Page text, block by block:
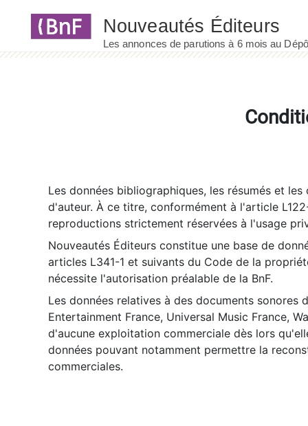
Les données bibliographiques, les résumés et
d'auteur. À ce titre, conformément à l'article
reproductions strictement réservées à l'usage
Nouveautés Éditeurs constitue une base de
articles L341-1 et suivants du Code de la
nécessite l'autorisation préalable de la BnF.
Les données relatives à des documents sonores
Entertainment France, Universal Music France,
d'aucune exploitation commerciale dès lors
données pouvant notamment permettre la
commerciales.